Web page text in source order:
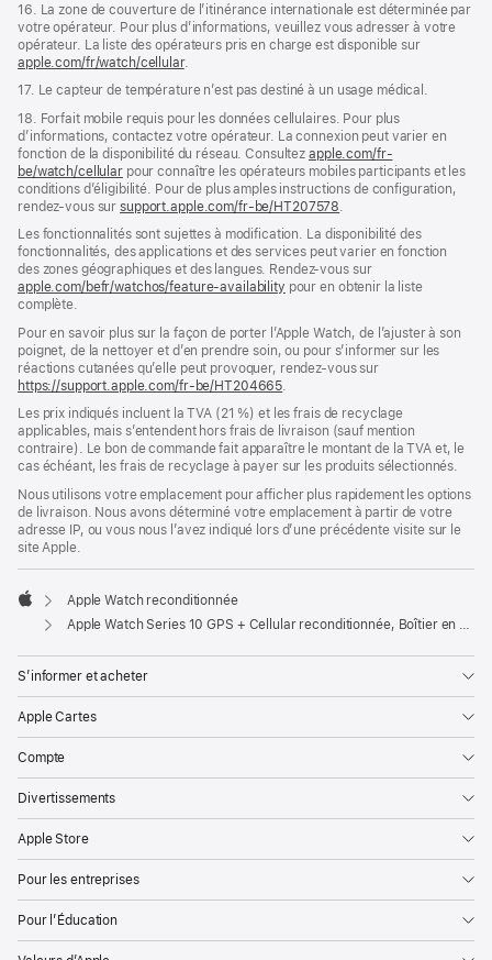
16. La zone de couverture de l’itinérance internationale est déterminée par
votre opérateur. Pour plus d’informations, veuillez vous adresser à votre
opérateur. La liste des opérateurs pris en charge est disponible sur
apple.com/fr/watch/cellular.
17. Le capteur de température n’est pas destiné à un usage médical.
18. Forfait mobile requis pour les données cellulaires. Pour plus
d’informations, contactez votre opérateur. La connexion peut varier en
fonction de la disponibilité du réseau. Consultezapple.com/fr-
be/watch/cellularpour connaître les opérateurs mobiles participants et les
conditions d’éligibilité. Pour de plus amples instructions de configuration,
rendez-vous sursupport.apple.com/fr-be/HT207578
Les fonctionnalités sont sujettes à modification. La disponibilité des
fonctionnalités, des applications et des services peut varier en fonction
des zones géographiques et des langues. Rendez-vous sur
apple.com/befr/watchos/feature-availability pour en obtenir la liste
complète.
Pour en savoir plus sur la façon de porter l’Apple Watch, de l’ajuster à son
poignet, de la nettoyer et d’en prendre soin, ou pour s’informer sur les
réactions cutanées qu’elle peut provoquer, rendez-vous sur
https://support.apple.com/fr-be/HT204665.
Les prix indiqués incluent la TVA (21 %) et les frais de recyclage
applicables, mais s’entendent hors frais de livraison (sauf mention
contraire). Le bon de commande fait apparaître le montant de la TVA et, le
cas échéant, les frais de recyclage à payer sur les produits sélectionnés.
Nous utilisons votre emplacement pour afficher plus rapidement les options
de livraison. Nous avons déterminé votre emplacement à partir de votre
adresse IP, ou vous nous l’avez indiqué lors d’une précédente visite sur le
site Apple.
Apple
Apple Watch reconditionnée
Apple Watch Series 10 GPS + Cellular reconditionnée, Boîtier en titane naturel de 46 mm, Bracelet Sport gris minéral S/M
S’informer et acheter
Apple Cartes
Compte
Divertissements
Apple Store
Pour les entreprises
Pour l’Éducation